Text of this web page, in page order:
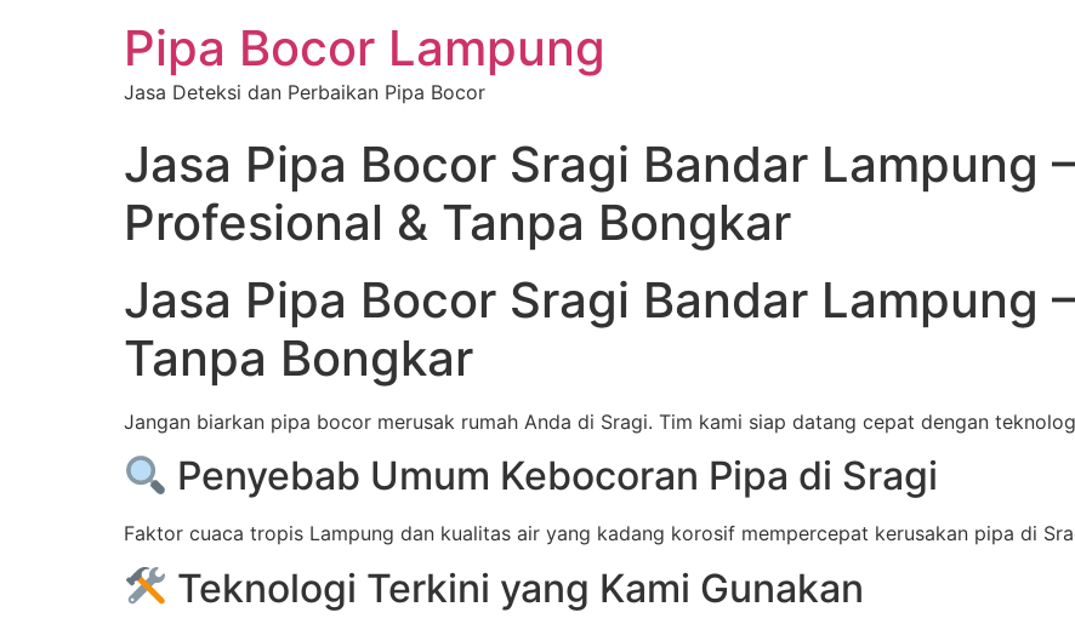
Pipa Bocor Lampung
Jasa Deteksi dan Perbaikan Pipa Bocor
Jasa Pipa Bocor Sragi Bandar Lampung
Profesional & Tanpa Bongkar
Jasa Pipa Bocor Sragi Bandar Lampung
Tanpa Bongkar
Jangan biarkan pipa bocor merusak rumah Anda di Sragi. Tim kami siap datang cepat dengan
Penyebab Umum Kebocoran Pipa di Sragi
Faktor cuaca tropis Lampung dan kualitas air yang kadang korosif mempercepat kerusakan pipa di
Teknologi Terkini yang Kami Gunakan